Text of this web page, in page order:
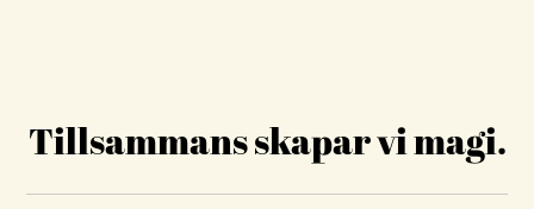
Tillsammans skapar vi magi.